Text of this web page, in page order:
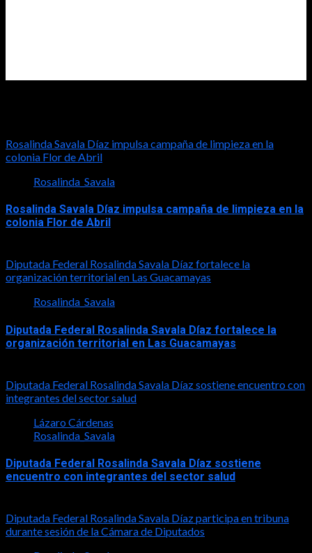
Rosalinda Savala Díaz impulsa campaña de limpieza en la
colonia Flor de Abril
Rosalinda_Savala
Rosalinda Savala Díaz impulsa campaña de limpieza en la
colonia Flor de Abril
Diputada Federal Rosalinda Savala Díaz fortalece la
organización territorial en Las Guacamayas
Rosalinda_Savala
Diputada Federal Rosalinda Savala Díaz fortalece la
organización territorial en Las Guacamayas
Diputada Federal Rosalinda Savala Díaz sostiene encuentro con
integrantes del sector salud
Lázaro Cárdenas
Rosalinda_Savala
Diputada Federal Rosalinda Savala Díaz sostiene
encuentro con integrantes del sector salud
Diputada Federal Rosalinda Savala Díaz participa en tribuna
durante sesión de la Cámara de Diputados